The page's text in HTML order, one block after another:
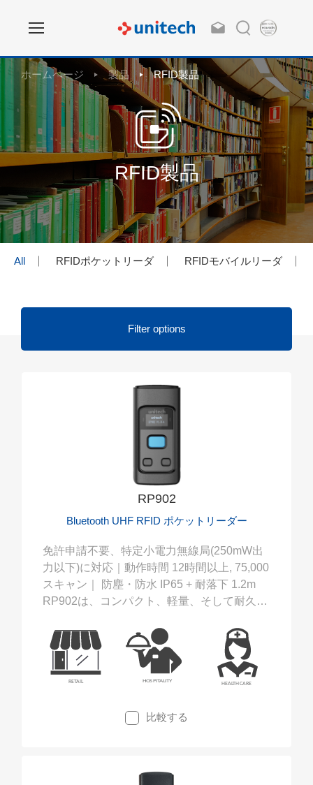
ホームページ 製品 RFID製品
RFID製品
All RFIDポケットリーダ RFIDモバイルリーダ
Filter options
RP902
Bluetooth UHF RFID ポケットリーダー
免許申請不要、特定小電力無線局(250mW出
力以下)に対応｜動作時間 12時間以上, 75,000
スキャン｜ 防塵・防水 IP65 + 耐落下 1.2m
RP902は、コンパクト、軽量、そして耐久性
在庫チェック、入出庫管理、資産管理など、
手のかかる作業が多い現場での作業性を飛躍
的に高め、効果的に運用することを実現でき
るツールです。
比較する